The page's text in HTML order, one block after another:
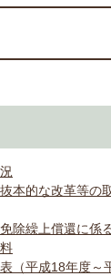
本的な改革等の
除繰上償還に係
（平成18年度～